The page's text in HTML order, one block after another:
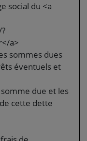
social du <a
a>
sommes dues
éventuels et
due et les
cette dette